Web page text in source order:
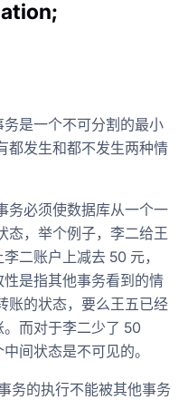
是一个不可分割的最小
都发生和都不发生两种情
务必须使数据库从一个一
态，举个例子，李二给王
二账户上减去 50 元，
是指其他事务看到的情
账的状态，要么王五已经
而对于李二少了 50
间状态是不可见的。
务的执行不能被其他事务